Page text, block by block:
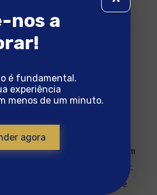
de Bacalhau, simples de
aí em casa? Pronta a
cataplana de
e os dentes de alho, corte
os alhos. Descasque também
lave-as e deixe-as escorrer.
as pevides e peles brancas e
nos a
é fundamental.
experiência
menos de um minuto.
agora